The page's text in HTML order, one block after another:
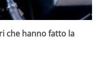
che hanno fatto la